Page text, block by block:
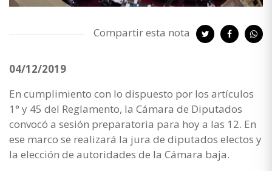
Compartir esta nota
04/12/2019
En cumplimiento con lo dispuesto por los artículos
1° y 45 del Reglamento, la Cámara de Diputados
convocó a sesión preparatoria para hoy a las 12. En
ese marco se realizará la jura de diputados electos y
la elección de autoridades de la Cámara baja.